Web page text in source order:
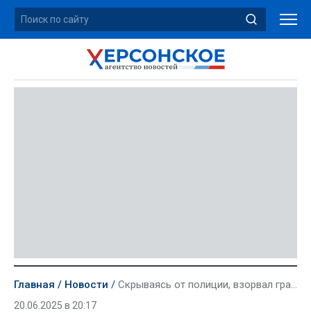
Главная Новости Скрываясь от полиции, взорвал гранаты. Житель Херсонской области приговорен к 18 годам
20.06.2025 в 20:17